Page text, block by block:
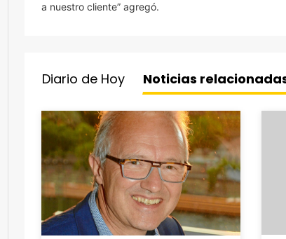
a nuestro cliente” agregó.
Diario de Hoy Noticias